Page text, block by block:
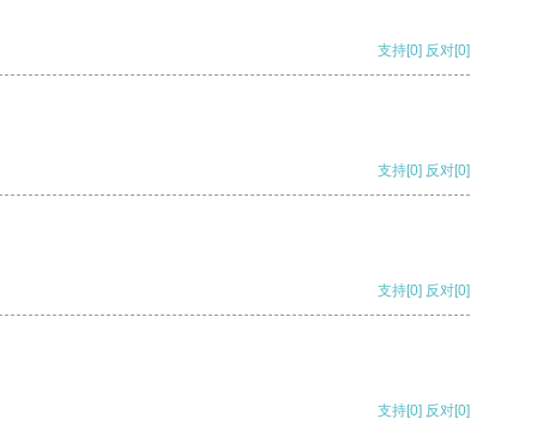
支持[0] 反对[0]
支持[0] 反对[0]
支持[0] 反对[0]
支持[0] 反对[0]